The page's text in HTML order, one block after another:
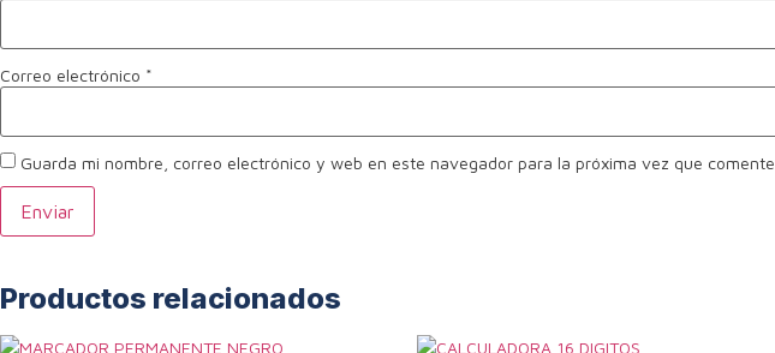
Correo electrónico *
Guarda mi nombre, correo electrónico y web en este navegador para la próxima vez que comente.
Productos relacionados